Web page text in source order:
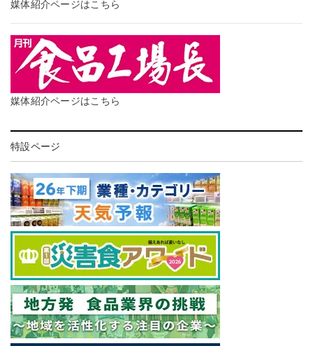
媒体紹介ページはこちら
媒体紹介ページはこちら
特設ページ